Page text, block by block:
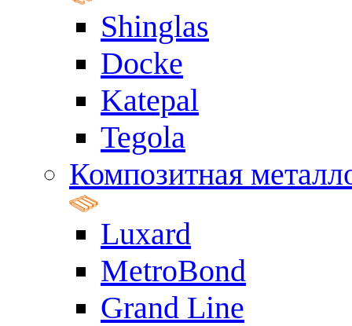
Shinglas
Docke
Katepal
Tegola
Композитная
Luxard
MetroBond
Grand Line